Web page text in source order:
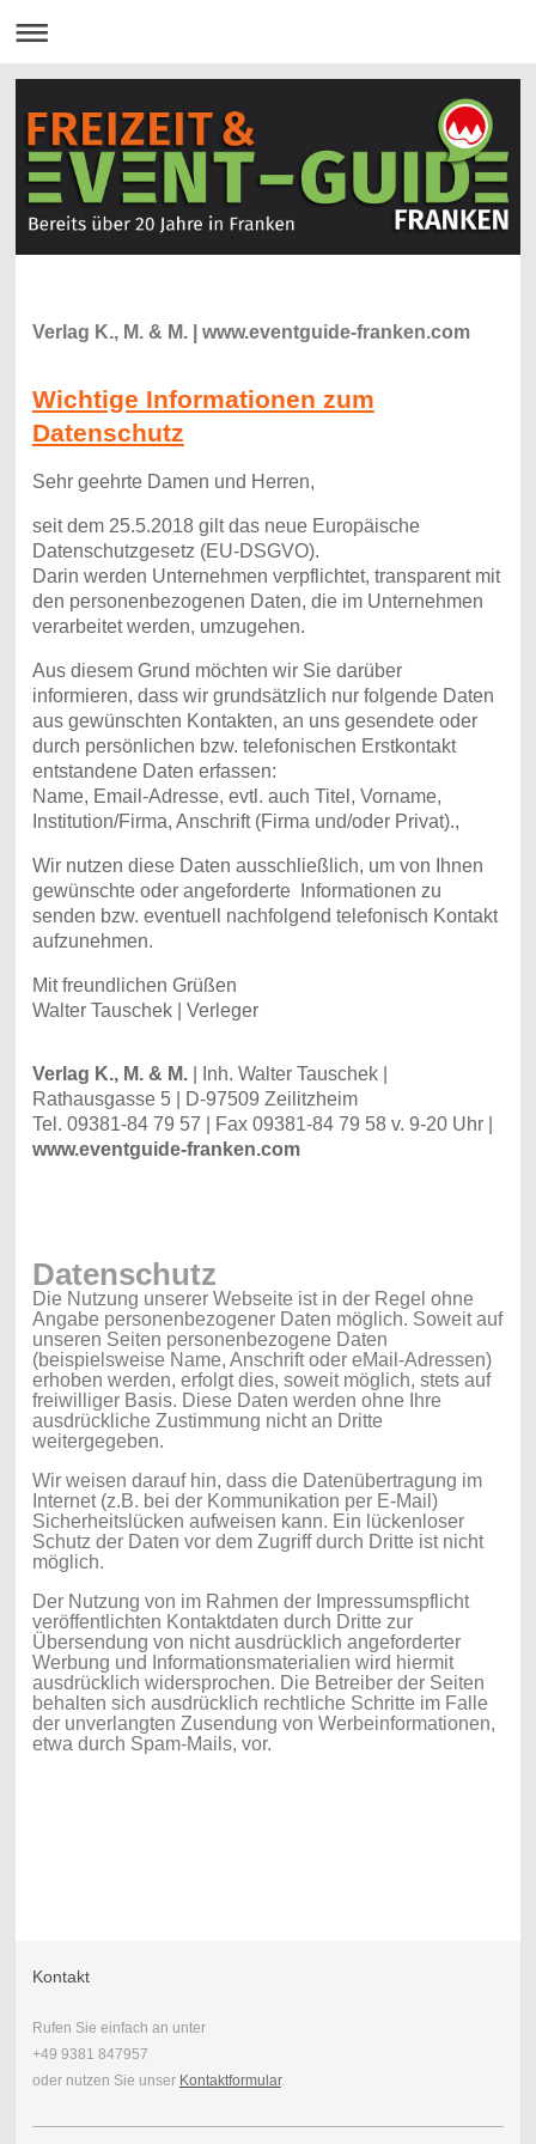
Verlag K., M. & M. | www.eventguide-franken.com
Wichtige Informationen zum
Datenschutz
Sehr geehrte Damen und Herren,
seit dem 25.5.2018 gilt das neue Europäische
Datenschutzgesetz (EU-DSGVO).
Darin werden Unternehmen verpflichtet, transparent mit
den personenbezogenen Daten, die im Unternehmen
verarbeitet werden, umzugehen.
Aus diesem Grund möchten wir Sie darüber
informieren, dass wir grundsätzlich nur folgende Daten
aus gewünschten Kontakten, an uns gesendete oder
durch persönlichen bzw. telefonischen Erstkontakt
entstandene Daten erfassen:
Name, Email-Adresse, evtl. auch Titel, Vorname,
Institution/Firma, Anschrift (Firma und/oder Privat).,
Wir nutzen diese Daten ausschließlich, um von Ihnen
gewünschte oder angeforderte Informationen zu
senden bzw. eventuell nachfolgend telefonisch Kontakt
aufzunehmen.
Mit freundlichen Grüßen
Walter Tauschek | Verleger
Verlag K., M. & M.
| Inh. Walter Tauschek |
Rathausgasse 5 | D-97509 Zeilitzheim
Tel. 09381-84 79 57 | Fax 09381-84 79 58 v. 9-20 Uhr |
www.eventguide-franken.com
Datenschutz
Die Nutzung unserer Webseite ist in der Regel ohne
Angabe personenbezogener Daten möglich. Soweit auf
unseren Seiten personenbezogene Daten
(beispielsweise Name, Anschrift oder eMail-Adressen)
erhoben werden, erfolgt dies, soweit möglich, stets auf
freiwilliger Basis. Diese Daten werden ohne Ihre
ausdrückliche Zustimmung nicht an Dritte
weitergegeben.
Wir weisen darauf hin, dass die Datenübertragung im
Internet (z.B. bei der Kommunikation per E-Mail)
Sicherheitslücken aufweisen kann. Ein lückenloser
Schutz der Daten vor dem Zugriff durch Dritte ist nicht
möglich.
Der Nutzung von im Rahmen der Impressumspflicht
veröffentlichten Kontaktdaten durch Dritte zur
Übersendung von nicht ausdrücklich angeforderter
Werbung und Informationsmaterialien wird hiermit
ausdrücklich widersprochen. Die Betreiber der Seiten
behalten sich ausdrücklich rechtliche Schritte im Falle
der unverlangten Zusendung von Werbeinformationen,
etwa durch Spam-Mails, vor.
Kontakt
Rufen Sie einfach an unter
+49 9381 847957
oder nutzen Sie unser Kontaktformular.